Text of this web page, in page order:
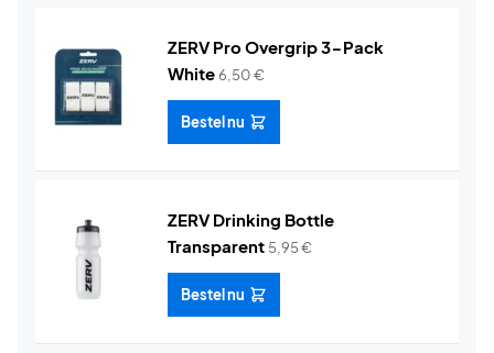
ZERV Pro Overgrip 3-Pack
White6,50€
Bestel nu
ZERV Drinking Bottle
Transparent 5,95€
Bestel nu